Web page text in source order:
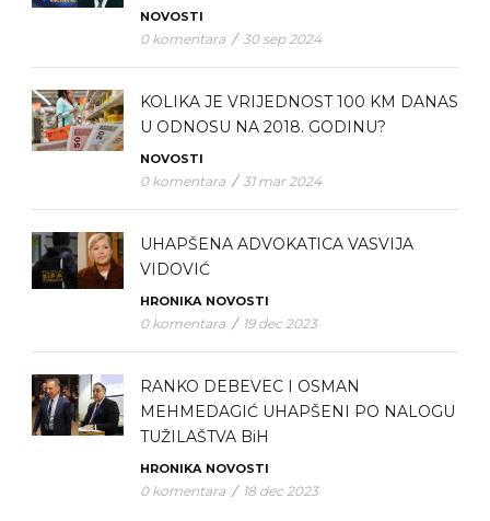
NOVOSTI
0 komentara / 30 sep 2024
KOLIKA JE VRIJEDNOST 100 KM DANAS
U ODNOSU NA 2018. GODINU?
NOVOSTI
0 komentara / 31 mar 2024
UHAPŠENA ADVOKATICA VASVIJA
VIDOVIĆ
HRONIKA NOVOSTI
0 komentara / 19 dec 2023
RANKO DEBEVEC I OSMAN
MEHMEDAGIĆ UHAPŠENI PO NALOGU
TUŽILAŠTVA BiH
HRONIKA NOVOSTI
0 komentara / 18 dec 2023